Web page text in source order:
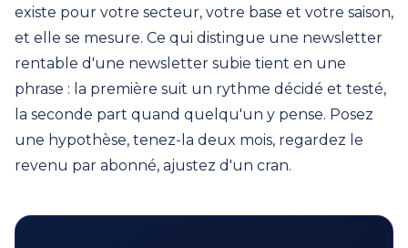
existe pour votre secteur, votre base et votre saison,
et elle se mesure. Ce qui distingue une newsletter
rentable d'une newsletter subie tient en une
phrase : la première suit un rythme décidé et testé,
la seconde part quand quelqu'un y pense. Posez
une hypothèse, tenez-la deux mois, regardez le
revenu par abonné, ajustez d'un cran.